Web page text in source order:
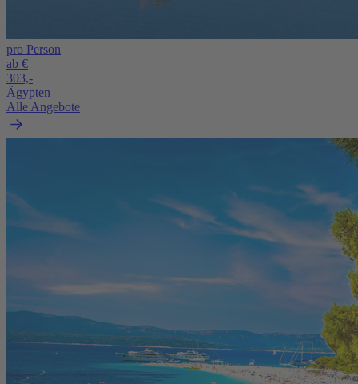
pro Person
ab €
303,-
Ägypten
Alle Angebote